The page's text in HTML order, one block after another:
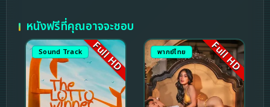
หนังฟรีที่คุณอาจจะชอบ
Sound Track Full HD พากย์ไทย Full HD